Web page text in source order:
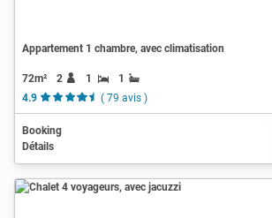
Appartement 1 chambre, avec climatisation
72m² 2 1
1
4.9
( 79 avis )
Booking
Détails